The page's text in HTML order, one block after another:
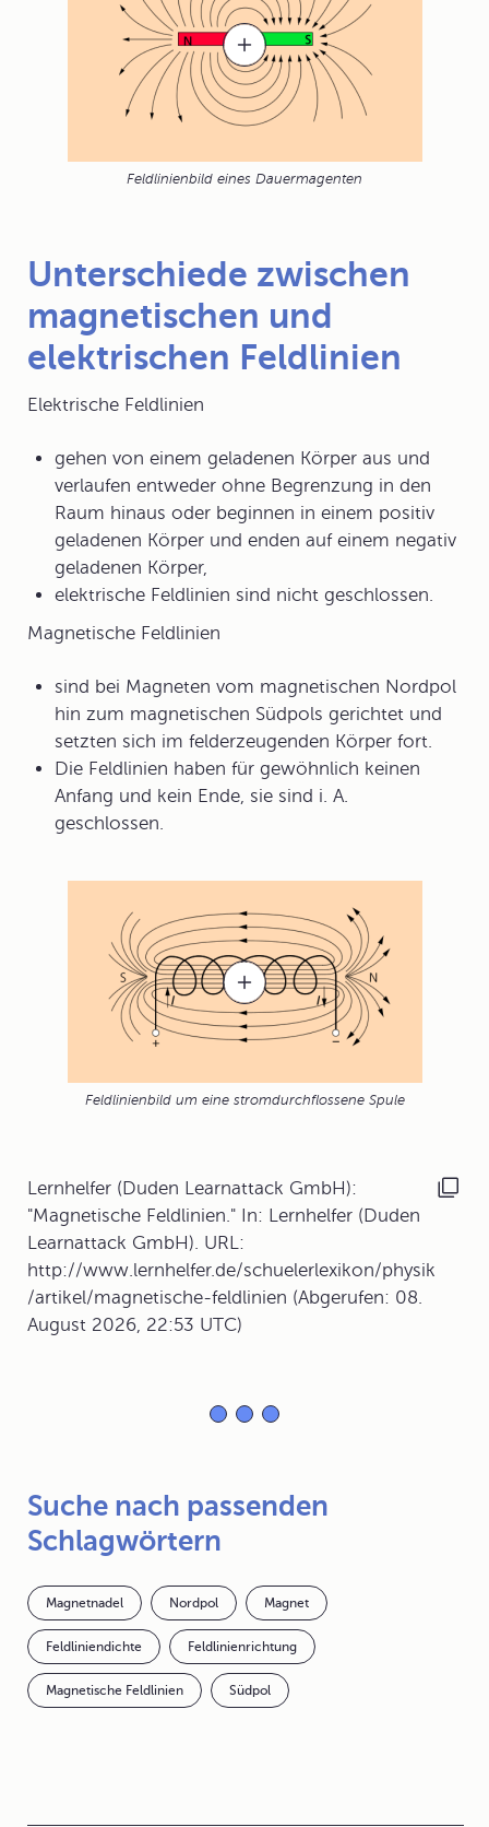
Feldlinienbild eines Dauermagenten
Unterschiede zwischen
magnetischen und
elektrischen Feldlinien
Elektrische Feldlinien
gehen von einem geladenen Körper aus und
verlaufen entweder ohne Begrenzung in den
Raum hinaus oder beginnen in einem positiv
geladenen Körper und enden auf einem negativ
geladenen Körper,
elektrische Feldlinien sind nicht geschlossen.
Magnetische Feldlinien
sind bei Magneten vom magnetischen Nordpol
hin zum magnetischen Südpols gerichtet und
setzten sich im felderzeugenden Körper fort.
Die Feldlinien haben für gewöhnlich keinen
Anfang und kein Ende, sie sind i. A.
geschlossen.
Feldlinienbild um eine stromdurchflossene Spule
Lernhelfer (Duden Learnattack GmbH):
"Magnetische Feldlinien." In: Lernhelfer (Duden
Learnattack GmbH). URL:
http://www.lernhelfer.de/schuelerlexikon/physik
/artikel/magnetische-feldlinien (Abgerufen: 08.
August 2026, 22:53 UTC)
Suche nach passenden
Schlagwörtern
Magnetnadel Nordpol Magnet
Feldliniendichte Feldlinienrichtung
Magnetische Feldlinien Südpol